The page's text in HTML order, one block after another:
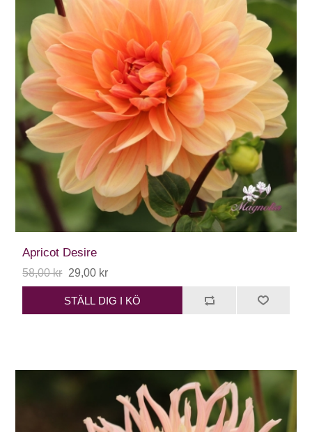
Apricot Desire
58,00 kr 29,00 kr
STÄLL DIG I KÖ